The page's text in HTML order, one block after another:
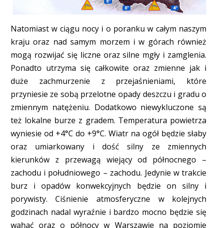
Natomiast w ciągu nocy i o poranku w całym naszym
kraju oraz nad samym morzem i w górach również
mogą rozwijać się liczne oraz silne mgły i zamglenia.
Ponadto utrzyma się całkowite oraz zmienne jak i
duże zachmurzenie z przejaśnieniami, które
przyniesie ze sobą przelotne opady deszczu i gradu o
zmiennym natężeniu. Dodatkowo niewykluczone są
też lokalne burze z gradem. Temperatura powietrza
wyniesie od +4°C do +9°C. Wiatr na ogół będzie słaby
oraz umiarkowany i dość silny ze zmiennych
kierunków z przewagą wiejący od północnego –
zachodu i południowego – zachodu. Jedynie w trakcie
burz i opadów konwekcyjnych będzie on silny i
porywisty. Ciśnienie atmosferyczne w kolejnych
godzinach nadal wyraźnie i bardzo mocno będzie się
wahać oraz o północy w Warszawie na poziomie